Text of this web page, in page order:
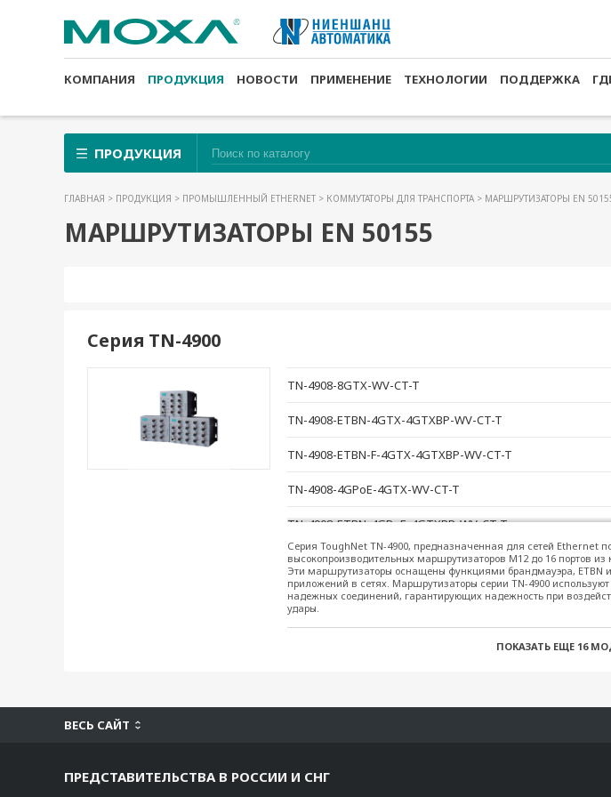
КОМПАНИЯ ПРОДУКЦИЯ НОВОСТИ ПРИМЕНЕНИЕ ТЕХНОЛОГИИ ПОДДЕРЖКА
ПРОДУКЦИЯ
ГЛАВНАЯ > ПРОДУКЦИЯ > ПРОМЫШЛЕННЫЙ ETHERNET > КОММУТАТОРЫ ДЛЯ ТРАНСПОРТА > МАРШРУТИЗАТОРЫ EN
МАРШРУТИЗАТОРЫ EN 50155
Серия TN-4900
TN-4908-8GTX-WV-CT-T
TN-4908-ETBN-4GTX-4GTXBP-WV-CT-T
TN-4908-ETBN-F-4GTX-4GTXBP-WV-CT-T
TN-4908-4GPoE-4GTX-WV-CT-T
TN-4908-ETBN-4GPoE-4GTXBP-WV-CT-T
TN-4908-ETBN-F-4GPoE-4GTXBP-WV-CT-T
TN-4916-8PoE-4GPoE-4GTX-WV-CT-T
TN-4916-ETBN-8PoE-4GPoE-4GTXBP-WV-CT-T
Серия ToughNet TN-4900, предназначенная для сетей Ethernet
высокопроизводительных маршрутизаторов M12 до 16 портов
Эти маршрутизаторы оснащены функциями брандмауэра, ETBN
приложений в сетях. Маршрутизаторы серии TN-4900
надежных соединений, гарантирующих надежность при
удары.
ПОКАЗАТЬ ЕЩЕ16
ВЕСЬ САЙТ
ПРЕДСТАВИТЕЛЬСТВА В РОССИИ И СНГ